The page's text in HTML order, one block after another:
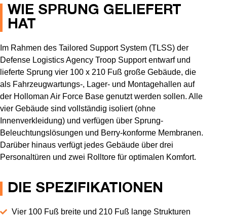
WIE SPRUNG GELIEFERT
HAT
Im Rahmen des Tailored Support System (TLSS) der
Defense Logistics Agency Troop Support entwarf und
lieferte Sprung vier 100 x 210 Fuß große Gebäude, die
als Fahrzeugwartungs-, Lager- und Montagehallen auf
der Holloman Air Force Base genutzt werden sollen. Alle
vier Gebäude sind vollständig isoliert (ohne
Innenverkleidung) und verfügen über Sprung-
Beleuchtungslösungen und Berry-konforme Membranen.
Darüber hinaus verfügt jedes Gebäude über drei
Personaltüren und zwei Rolltore für optimalen Komfort.
DIE SPEZIFIKATIONEN
Vier 100 Fuß breite und 210 Fuß lange Strukturen